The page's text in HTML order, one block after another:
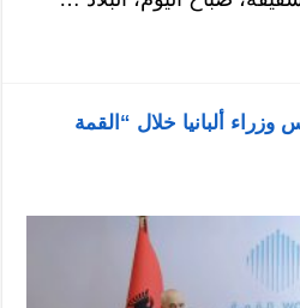
ألبانيا خلال “القمة